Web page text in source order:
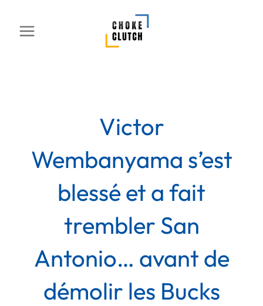
contenu
Victor
Wembanyama s’est
blessé et a fait
trembler San
Antonio… avant de
démolir les Bucks